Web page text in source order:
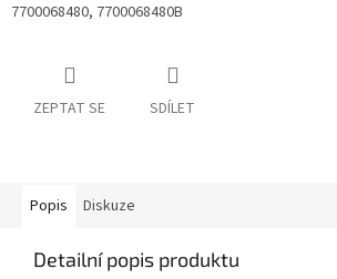
7700068480, 7700068480B
ZEPTAT SE SDÍLET
Popis Diskuze
Detailní popis produktu